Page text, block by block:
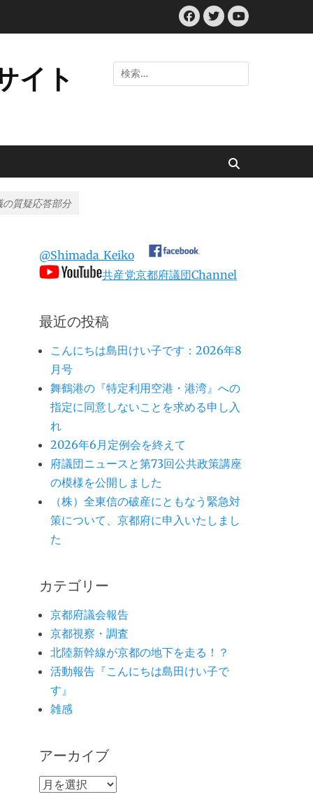
Facebook
Twitter
YouTube
イト
検
索:
質疑応答部分
@Shimada_Keiko
共産党京都府議団Channel
最近の投稿
こんにちは島田けい子です：2026年8
月号
舞鶴港の『特定利用空港・港湾』への
指定に同意しないことを求める申し入
れ
2026年6月定例会を終えて
府議団ニュースと第73回公共政策講座
の模様を公開しました
（株）全東信の破産にともなう緊急対
策について、京都府に申入いたしまし
た
カテゴリー
京都府議会報告
京都視察・調査
北陸新幹線が京都の地下を走る！？
活動報告『こんにちは島田けい子で
す』
雑感
アーカイブ
ア